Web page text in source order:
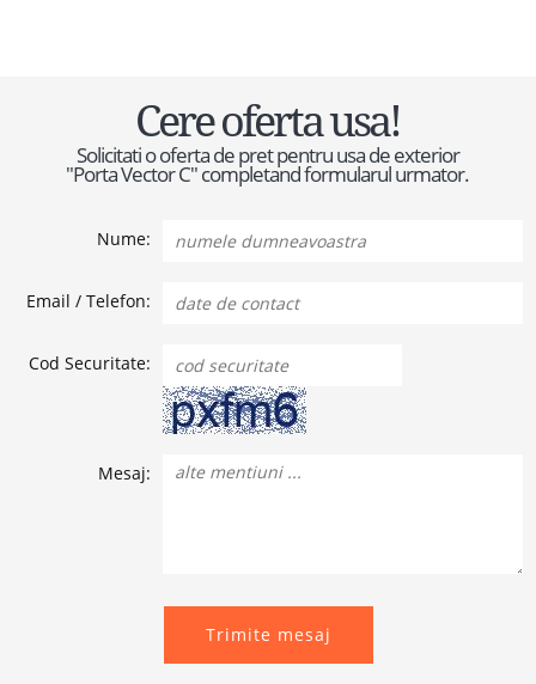
Cere oferta usa!
Solicitati o oferta de pret pentru usa de exterior
"Porta Vector C" completand formularul urmator.
Nume:
Email / Telefon:
Cod Securitate:
Mesaj:
Trimite mesaj